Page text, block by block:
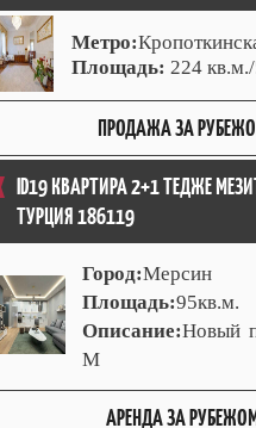
Метро:
Площадь: 224
ПРОДАЖА ЗА
ID19 КВАРТИРА 2+1 ТЕДЖЕ
ТУРЦИЯ 186119
Город:Мерсин
Площадь:95кв.м.
Описание:Новый
М
АРЕНДА ЗА